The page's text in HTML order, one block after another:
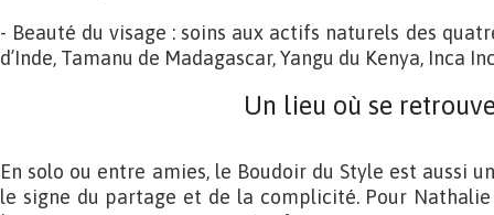
- Beauté du visage : soins aux actifs naturels des
d’Inde, Tamanu de Madagascar, Yangu du Kenya, Inca
Un lieu où se
En solo ou entre amies, le Boudoir du Style est aussi
le signe du partage et de la complicité. Pour Nathalie